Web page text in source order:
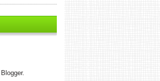
Blogger.